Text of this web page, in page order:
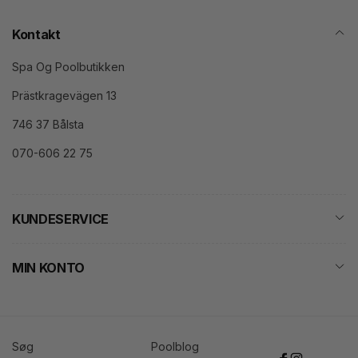
Kontakt
Spa Og Poolbutikken
Prästkragevägen 13
746 37 Bålsta
070-606 22 75
KUNDESERVICE
MIN KONTO
Søg Poolblog